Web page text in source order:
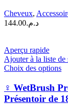
la
Cheveux,
د.م.144.00
Aperçu rapide
Ajouter à la liste de
Choix des optionsCe
a
‍♀️ WetBrush
Présentoir de